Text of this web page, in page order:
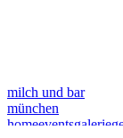
milch und bar
münchen
homeeventsgalerie